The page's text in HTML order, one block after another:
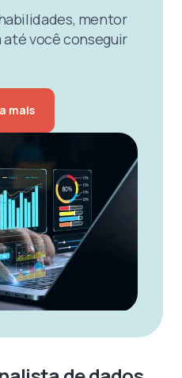
mentor
você conseguir
mais